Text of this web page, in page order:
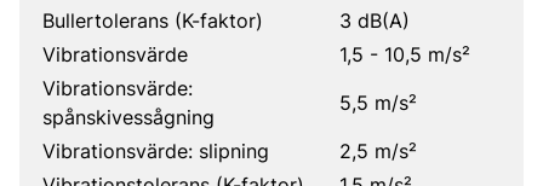
Bullertolerans (K-faktor)
3 dB(A)
Vibrationsvärde
1,5 - 10,5 m/s²
Vibrationsvärde:
spånskivessågning
5,5 m/s²
Vibrationsvärde: slipning
2,5 m/s²